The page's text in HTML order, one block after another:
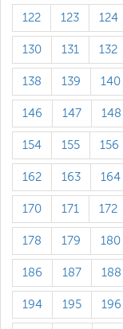
122 123 124
130 131 132
138 139 140
146 147 148
154 155 156
162 163 164
170 171 172
178 179 180
186 187 188
194 195 196